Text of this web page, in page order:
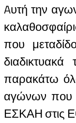
Aυτή την
που
παρακάτω
αγώνων που
ΕΣΚΑΗ στις